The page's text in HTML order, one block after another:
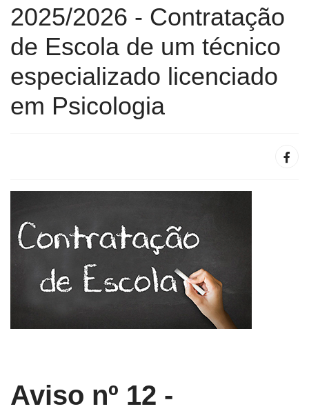
2025/2026 - Contratação
de Escola de um técnico
especializado licenciado
em Psicologia
Aviso nº 12 -